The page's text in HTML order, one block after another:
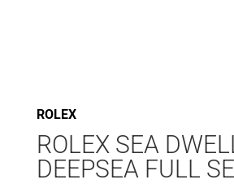
ROLEX
ROLEX SEA
DEEPSEA FULL